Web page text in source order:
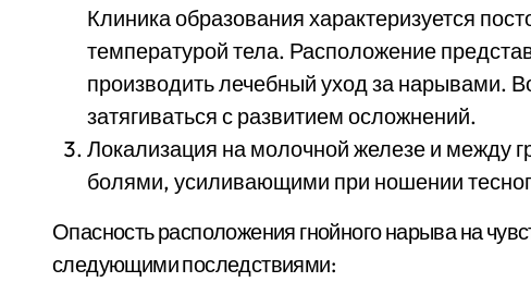
Клиника образования характеризуется
температурой тела. Расположение
производить лечебный уход за нарывами.
затягиваться с развитием осложнений.
Локализация на молочной железе и между
болями, усиливающими при ношении
Опасность расположения гнойного нарыва на
следующими последствиями: